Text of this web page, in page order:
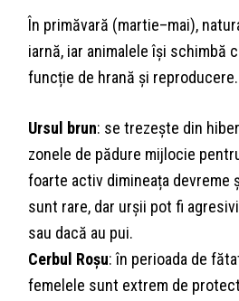
În primăvară (martie–mai),
iarnă, iar animalele își schimbă
funcție de hrană și reproducere.
Ursul brun: se trezește din
zonele de pădure mijlocie
foarte activ dimineața devreme
sunt rare, dar urșii pot fi
sau dacă au pui.
Cerbul Roșu: în perioada de
femelele sunt extrem de